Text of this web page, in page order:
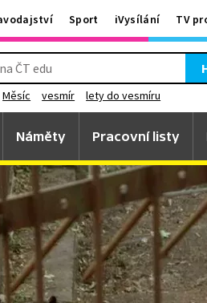
Sport iVysílání TV
Měsíc vesmír lety do vesmíru
Náměty Pracovní listy